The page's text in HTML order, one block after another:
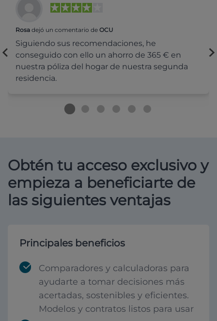
Rosa dejó un comentario de OCU
Siguiendo sus recomendaciones, he
conseguido con ello un ahorro de 365 € en
nuestra póliza del hogar de nuestra segunda
residencia.
Obtén tu acceso exclusivo y
empieza a beneficiarte de
las siguientes ventajas
Principales beneficios
Comparadores y calculadoras para
ayudarte a tomar decisiones más
acertadas, sostenibles y eficientes.
Modelos y contratos listos para usar